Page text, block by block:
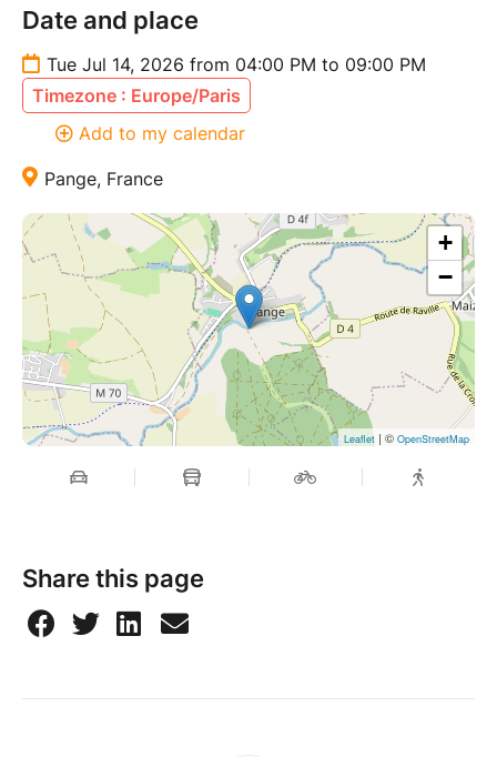
Date and place
Tue Jul 14, 2026 from 04:00 PM to 09:00 PM
Timezone : Europe/Paris
Add to my calendar
Pange, France
+
−
Leaflet | © OpenStreetMap
Share this page